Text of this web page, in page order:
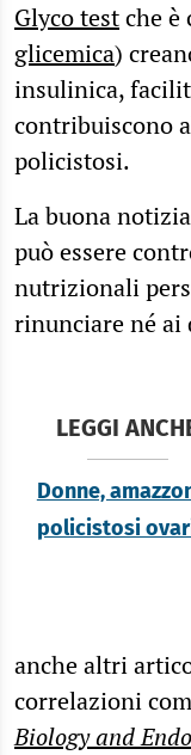
Glyco testche
glicemica)
insulinica,
contribuiscono
policistosi.
La buona
può essere
nutrizionali
rinunciare né ai
LEGGI
Donne,
policistosi
anche altri
correlazioni
Biology and